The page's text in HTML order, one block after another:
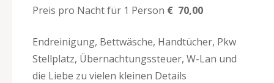
Preis pro Nacht für 1 Person € 70,00
Endreinigung, Bettwäsche, Handtücher, Pkw
Stellplatz, Übernachtungssteuer, W-Lan und
die Liebe zu vielen kleinen Details